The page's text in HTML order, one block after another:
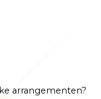
arrangementen?